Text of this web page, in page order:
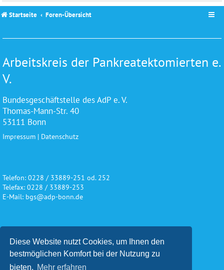
Diese Website nutzt Cookies, um Ihnen den
bestmöglichen Komfort bei der Nutzung zu
bieten. Mehr erfahren
Startseite Foren-Übersicht
Arbeitskreis der Pankreatektomierten e.
V.
Bundesgeschäftstelle des AdP e. V.
Thomas-Mann-Str. 40
53111 Bonn
Impressum | Datenschutz
Telefon: 0228 / 33889-251 od. 252
Telefax: 0228 / 33889-253
E-Mail: bgs@adp-bonn.de
Wir danken für die freundliche
Unterstützung und Förderung